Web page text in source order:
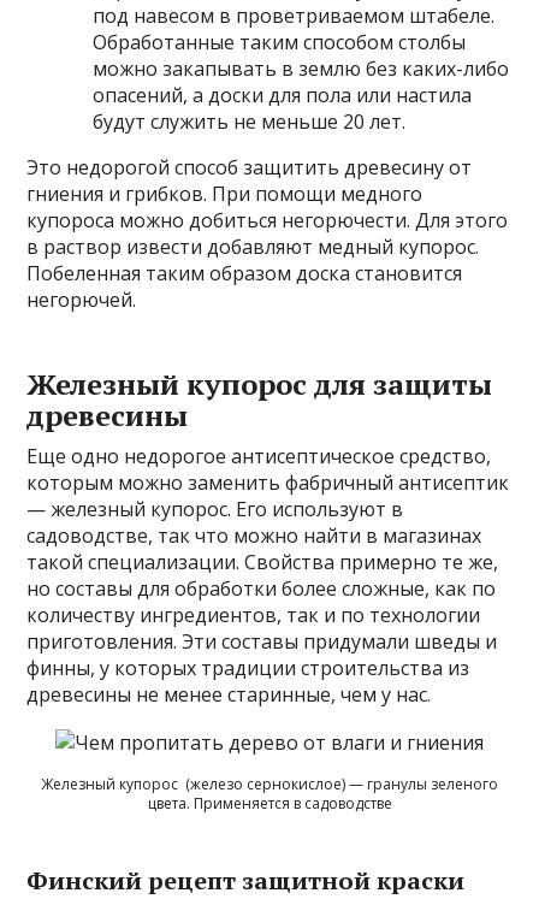
под навесом в проветриваемом штабеле.
Обработанные таким способом столбы
можно закапывать в землю без каких-либо
опасений, а доски для пола или настила
будут служить не меньше 20 лет.
Это недорогой способ защитить древесину от
гниения и грибков. При помощи медного
купороса можно добиться негорючести. Для этого
в раствор извести добавляют медный купорос.
Побеленная таким образом доска становится
негорючей.
Железный купорос для защиты
древесины
Еще одно недорогое антисептическое средство,
которым можно заменить фабричный антисептик
— железный купорос. Его используют в
садоводстве, так что можно найти в магазинах
такой специализации. Свойства примерно те же,
но составы для обработки более сложные, как по
количеству ингредиентов, так и по технологии
приготовления. Эти составы придумали шведы и
финны, у которых традиции строительства из
древесины не менее старинные, чем у нас.
Железный купорос (железо сернокислое) — гранулы зеленого
цвета. Применяется в садоводстве
Финский рецепт защитной краски